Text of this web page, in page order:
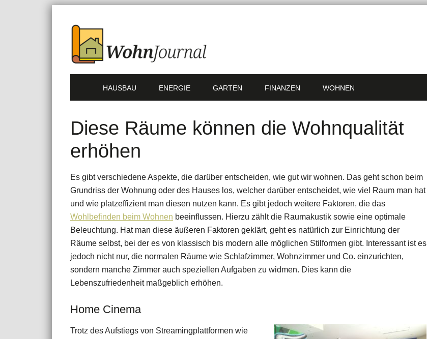
HAUSBAU ENERGIE GARTEN FINANZEN WOHNEN
Diese Räume können die Wohnqualität
erhöhen
Es gibt verschiedene Aspekte, die darüber entscheiden, wie gut wir wohnen. Das geht schon beim
Grundriss der Wohnung oder des Hauses los, welcher darüber entscheidet, wie viel Raum man hat
und wie platzeffizient man diesen nutzen kann. Es gibt jedoch weitere Faktoren, die das
Wohlbefinden beim Wohnen beeinflussen. Hierzu zählt die Raumakustik sowie eine optimale
Beleuchtung. Hat man diese äußeren Faktoren geklärt, geht es natürlich zur Einrichtung der
Räume selbst, bei der es von klassisch bis modern alle möglichen Stilformen gibt. Interessant ist es
jedoch nicht nur, die normalen Räume wie Schlafzimmer, Wohnzimmer und Co. einzurichten,
sondern manche Zimmer auch speziellen Aufgaben zu widmen. Dies kann die
Lebenszufriedenheit maßgeblich erhöhen.
Home Cinema
Trotz des Aufstiegs von Streamingplattformen wie